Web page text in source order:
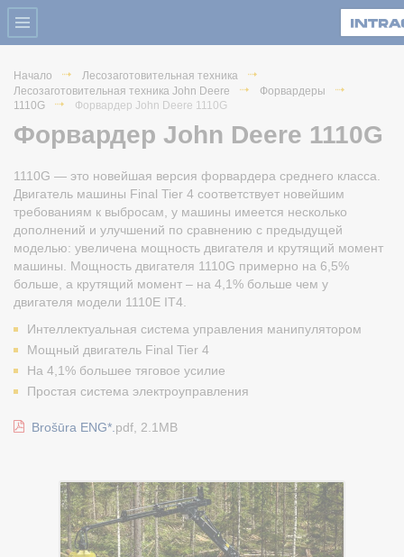
Начало
Лесозаготовительная техника
Лесозаготовительная техника John Deere
Форвардеры
1110G
Форвардер John Deere 1110G
Форвардер John Deere 1110G
1110G — это новейшая версия форвардера среднего класса.
Двигатель машины Final Tier 4 соответствует новейшим
требованиям к выбросам, у машины имеется несколько
дополнений и улучшений по сравнению с предыдущей
моделью: увеличена мощность двигателя и крутящий момент
машины. Мощность двигателя 1110G примерно на 6,5%
больше, а крутящий момент – на 4,1% больше чем у
двигателя модели 1110E IT4. ​
Интеллектуальная система управления манипулятором
Мощный двигатель Final Tier 4
На 4,1% большее тяговое усилие
Простая система электроуправления
Brošūra ENG*.pdf, 2.1MB